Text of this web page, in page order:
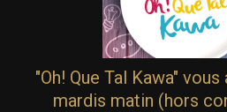
"Oh! Que Tal Kawa"
mardis matin (hors